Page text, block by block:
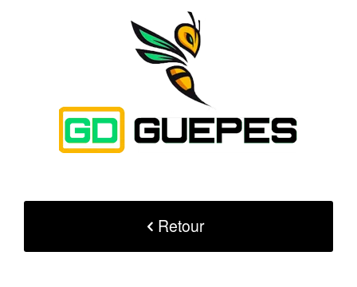
Retour